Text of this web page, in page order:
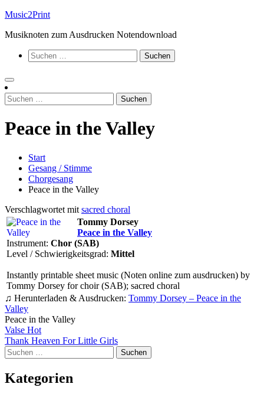
Zum
springen
Music2Print
Musiknoten zum Ausdrucken Notendownload
Suchen
nach:
Suchen
nach:
Peace in the Valley
Start
Gesang / Stimme
Chorgesang
Peace in the Valley
Verschlagwortet mit sacred choral
Tommy Dorsey
Peace in the Valley
Instrument: Chor (SAB)
Level / Schwierigkeitsgrad: Mittel
Instantly printable sheet music (Noten online zum ausdrucken) by
Tommy Dorsey for choir (SAB); sacred choral
♫ Herunterladen & Ausdrucken: Tommy Dorsey – Peace in the
Valley
Peace in the Valley
Beitragsnavigation
Valse Hot
Thank Heaven For Little Girls
Suchen
nach:
Kategorien